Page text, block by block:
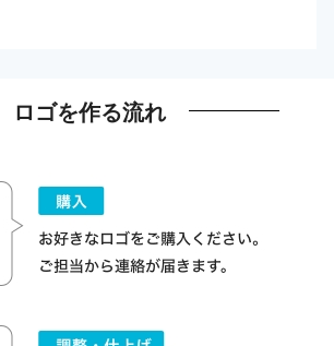
ロゴを作る流れ